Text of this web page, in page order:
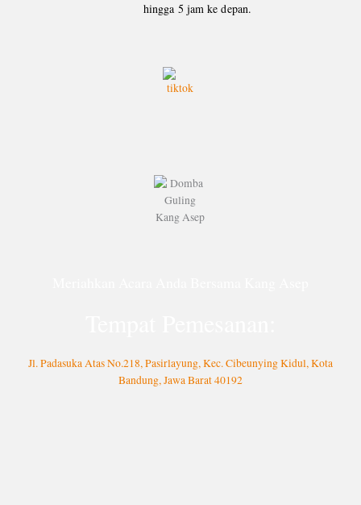
hingga 5 jam ke depan.
Jl. Padasuka Atas No.218, Pasirlayung, Kec. Cibeunying Kidul, Kota
Bandung, Jawa Barat 40192